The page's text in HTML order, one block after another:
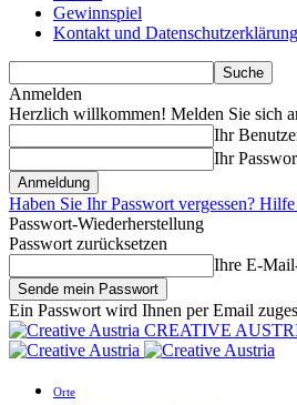
Gewinnspiel
Kontakt und Datenschutzerklärung
Anmelden
Herzlich willkommen! Melden Sie sich
Ihr
Ihr
Haben Sie Ihr Passwort vergessen?
Passwort-Wiederherstellung
Passwort zurücksetzen
Ihre E-
Ein Passwort wird Ihnen per Email
CREATIVE
Orte